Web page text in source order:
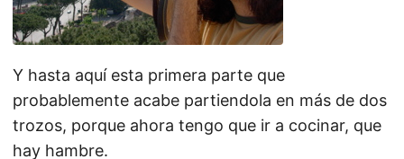
Y hasta aquí esta primera parte que
probablemente acabe partiendola en más de dos
trozos, porque ahora tengo que ir a cocinar, que
hay hambre.